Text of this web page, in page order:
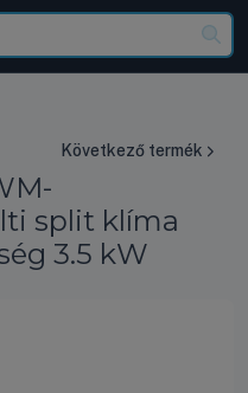
Következő termék
split klíma
3.5 kW